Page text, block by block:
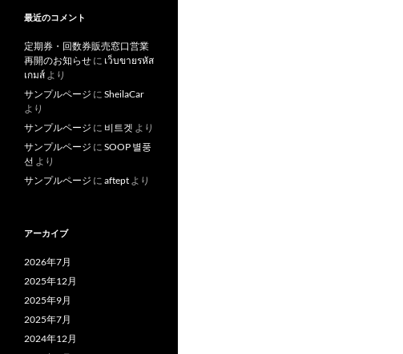
最近のコメント
定期券・回数券販売窓口営業
再開のお知らせ に เว็บขายรหัส
เกมส์ より
サンプルページ に SheilaCar
より
サンプルページ に 비트겟 より
サンプルページ に SOOP 별풍
선 より
サンプルページ に aftept より
アーカイブ
2026年7月
2025年12月
2025年9月
2025年7月
2024年12月